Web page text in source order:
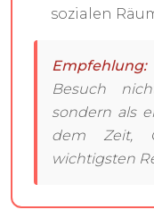
sozialen
Empfehlung:
Besuch
sondern als
dem Zeit,
wichtigsten